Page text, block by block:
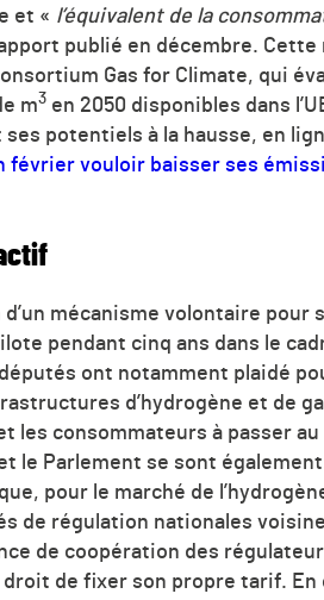
et « l’équivalent de la
publié en décembre.
Gas for Climate, qui
m3 en 2050 disponibles dans
potentiels à la hausse, en
février vouloir baisser ses
mécanisme volontaire
pendant cinq ans dans le
ont notamment plaidé
d’hydrogène et de
les consommateurs à passer
le Parlement se sont
pour le marché de
de régulation nationales
de coopération des
de fixer son propre tarif. En